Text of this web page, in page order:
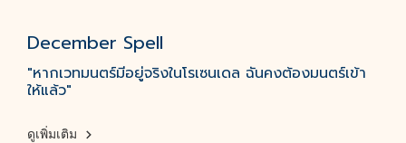
December Spell
"หากเวทมนตร์มีอยู่จริงในโรเซนเดล ฉันคงต้องมนตร์เข้า
ให้แล้ว"
ดูเพิ่มเติม